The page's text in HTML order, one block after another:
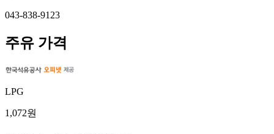
043-838-9123
주유 가격
LPG
1,072원